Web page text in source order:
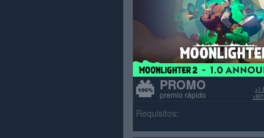
PROMO
premio rápido
+1
Requisitos: